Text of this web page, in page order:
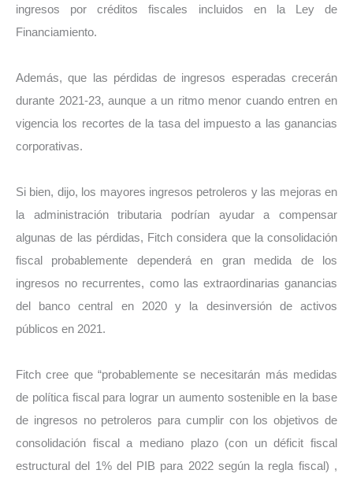
ingresos por créditos fiscales incluidos en la Ley de
Financiamiento.
Además, que las pérdidas de ingresos esperadas crecerán
durante 2021-23, aunque a un ritmo menor cuando entren en
vigencia los recortes de la tasa del impuesto a las ganancias
corporativas.
Si bien, dijo, los mayores ingresos petroleros y las mejoras en
la administración tributaria podrían ayudar a compensar
algunas de las pérdidas, Fitch considera que la consolidación
fiscal probablemente dependerá en gran medida de los
ingresos no recurrentes, como las extraordinarias ganancias
del banco central en 2020 y la desinversión de activos
públicos en 2021.
Fitch cree que “probablemente se necesitarán más medidas
de política fiscal para lograr un aumento sostenible en la base
de ingresos no petroleros para cumplir con los objetivos de
consolidación fiscal a mediano plazo (con un déficit fiscal
estructural del 1% del PIB para 2022 según la regla fiscal) ,